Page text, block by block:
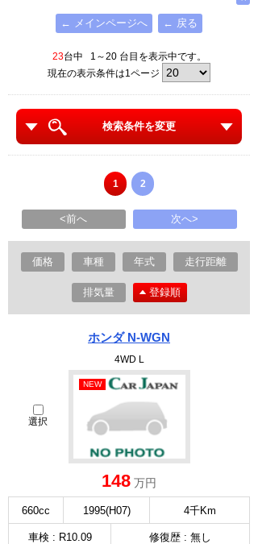
← メインページへ ← 戻る
23台中 1～20 台目を表示中です。
現在の表示条件は1ページ
検索条件を変更
1 2
<前へ 次へ>
価格 車種 年式 走行距離
排気量 登録順
ホンダ N-WGN
4WD L
選択
NEW
148 万円
660cc 1995(H07) 4千Km
車検 : R10.09 修復歴 : 無し